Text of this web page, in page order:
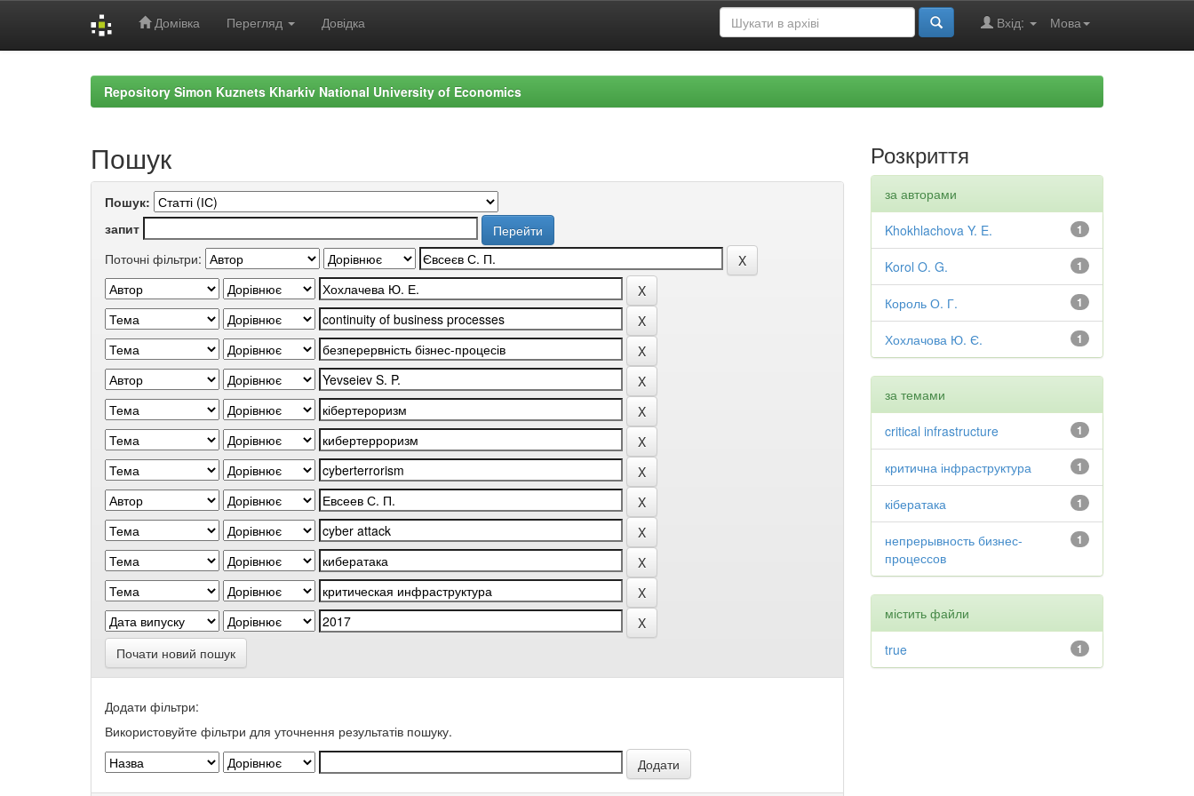
Домівка Перегляд Довідка Мова
Вхід:
Repository Simon Kuznets Kharkiv National University of Economics
Пошук
Пошук:
запит
Поточні фільтри:
Почати новий пошук
Додати фільтри:
Використовуйте фільтри для уточнення результатів пошуку.
Розкриття
за авторами
1
Khokhlachova Y. E.
1
Korol O. G.
1
Король О. Г.
1
Хохлачова Ю. Є.
за темами
1
critical infrastructure
1
критична інфраструктура
1
кібератака
1
непрерывность бизнес-
процессов
містить файли
1
true